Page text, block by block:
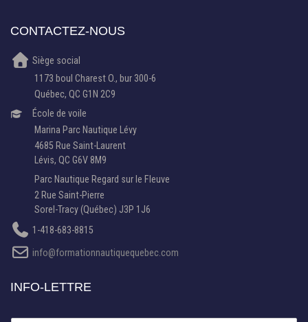
CONTACTEZ-NOUS
Siège social
1173 boul Charest O., bur 300-6
Québec, QC G1N 2C9
École de voile
Marina Parc Nautique Lévy
4685 Rue Saint-Laurent
Lévis, QC G6V 8M9
Parc Nautique Regard sur le Fleuve
2 Rue Saint-Pierre
Sorel-Tracy (Québec) J3P 1J6
1-418-683-8815
info@formationnautiquequebec.com
INFO-LETTRE